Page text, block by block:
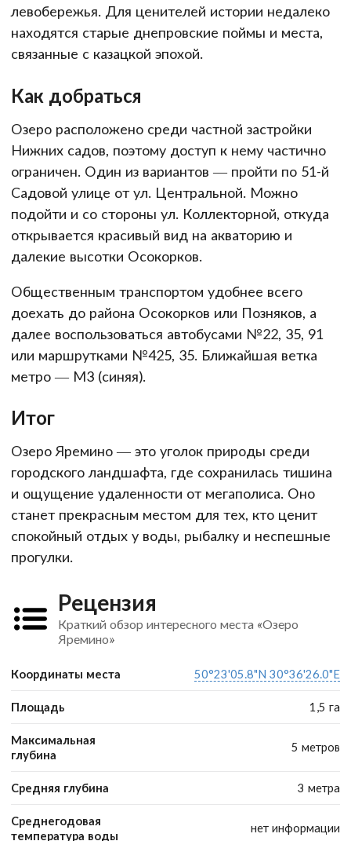
левобережья. Для ценителей истории недалеко
находятся старые днепровские поймы и места,
связанные с казацкой эпохой.
Как добраться
Озеро расположено среди частной застройки
Нижних садов, поэтому доступ к нему частично
ограничен. Один из вариантов — пройти по 51-й
Садовой улице от ул. Центральной. Можно
подойти и со стороны ул. Коллекторной, откуда
открывается красивый вид на акваторию и
далекие высотки Осокорков.
Общественным транспортом удобнее всего
доехать до района Осокорков или Позняков, а
далее воспользоваться автобусами №22, 35, 91
или маршрутками №425, 35. Ближайшая ветка
метро — М3 (синяя).
Итог
Озеро Яремино — это уголок природы среди
городского ландшафта, где сохранилась тишина
и ощущение удаленности от мегаполиса. Оно
станет прекрасным местом для тех, кто ценит
спокойный отдых у воды, рыбалку и неспешные
прогулки.
Рецензия
Краткий обзор интересного места «Озеро
Яремино»
Координаты места 50°23'05.8"N 30°36'26.0"E
Площадь 1,5 га
Максимальная
глубина
5 метров
Средняя глубина 3 метра
Среднегодовая
температура воды
нет информации